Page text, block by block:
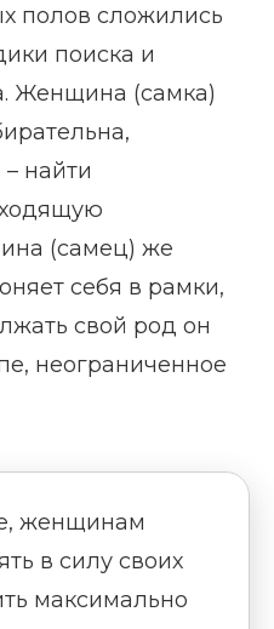
полов сложились
поиска и
Женщина (самка)
найти
(самец) же
себя в рамки,
свой род он
неограниченное
женщинам
в силу своих
максимально